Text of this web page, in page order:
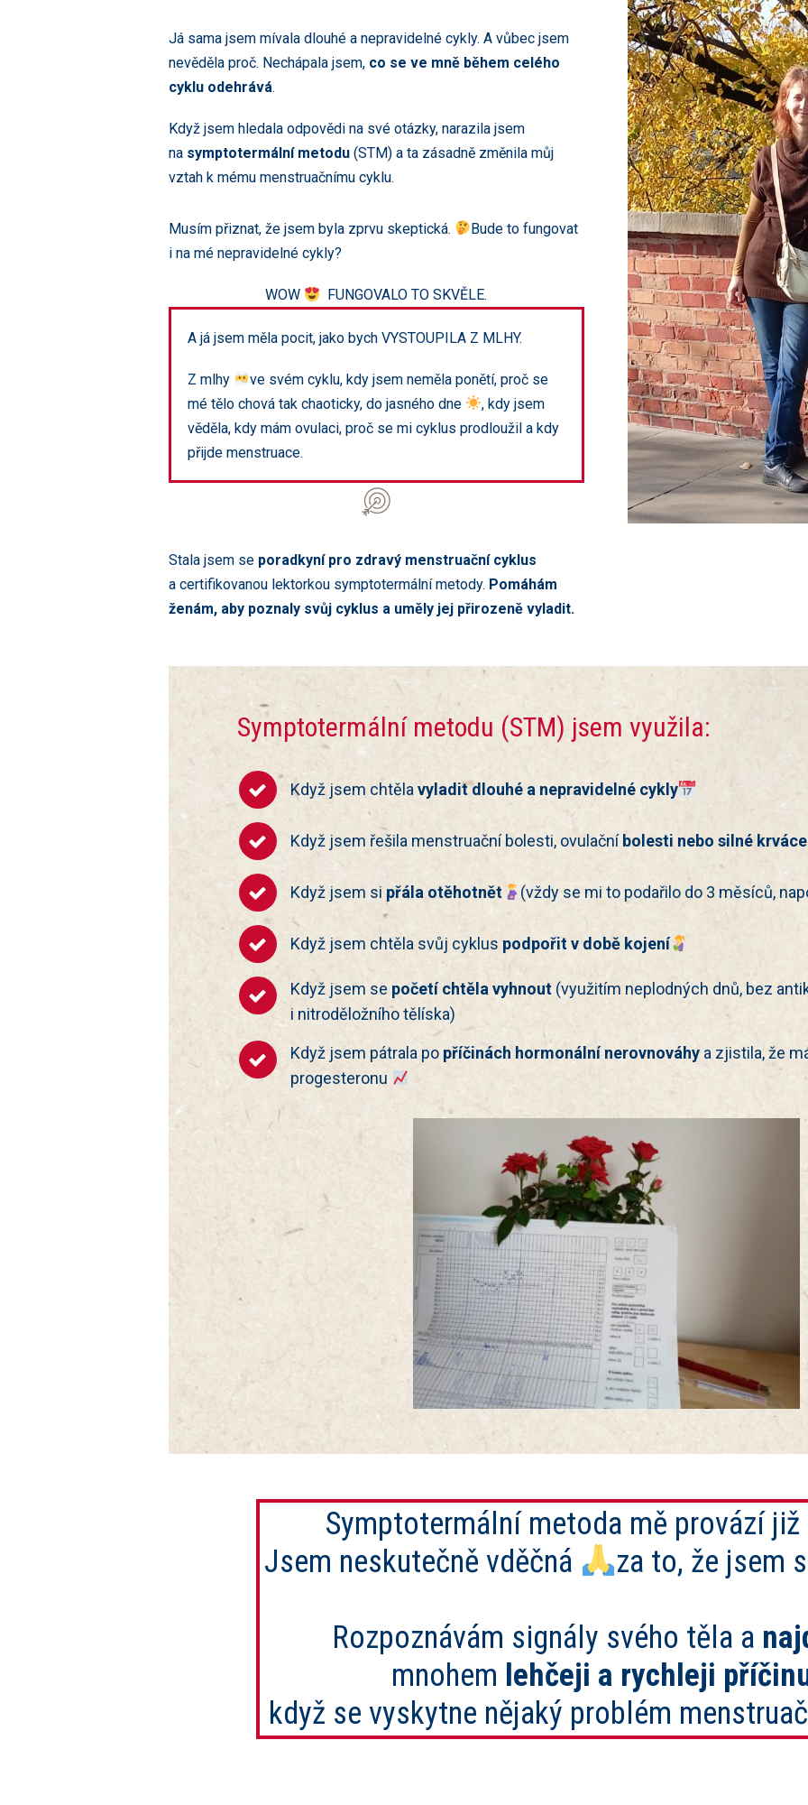
Já sama jsem mívala dlouhé a nepravidelné cykly. A vůbec jsem
nevěděla proč. Nechápala jsem, co se ve mně během celého
cyklu odehrává.
Když jsem hledala odpovědi na své otázky, narazila jsem
na symptotermální metodu (STM) a ta zásadně změnila můj
vztah k mému menstruačnímu cyklu.
Musím přiznat, že jsem byla zprvu skeptická.
Bude to fungovat
i na mé nepravidelné cykly?
WOW FUNGOVALO TO SKVĚLE.
A já jsem měla pocit, jako bych VYSTOUPILA Z MLHY.
Z mlhy
ve svém cyklu, kdy jsem neměla ponětí, proč se
mé tělo chová tak chaoticky, do jasného dne
, kdy jsem
věděla, kdy mám ovulaci, proč se mi cyklus prodloužil a kdy
přijde menstruace.
Stala jsem se poradkyní pro zdravý menstruační cyklus
a certifikovanou lektorkou symptotermální metody. Pomáhám
ženám, aby poznaly svůj cyklus a uměly jej přirozeně vyladit.
Symptotermální metodu (STM) jsem využila:
Když jsem chtělavyladit dlouhé a nepravidelné cykly
Když jsem řešila menstruační bolesti, ovulační bolesti nebo silné
Když jsem si přála otěhotnět (vždy se mi to podařilo do 3 měsíců,
Když jsem chtěla svůj cyklus podpořit v době kojení
Když jsem se početí chtěla vyhnout(využitím neplodných dnů, bez
i nitroděložního tělíska)
Když jsem pátrala po příčinách hormonální nerovnováhya zjistila, že
progesteronu
Symptotermální metoda mě provází
Jsem neskutečně vděčná
za to, že jsem
Rozpoznávám signály svého těla a
mnohem lehčeji a rychleji
když se vyskytne nějaký problém